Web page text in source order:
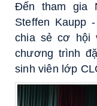
Đến tham gia
Steffen Kaupp
chia sẻ cơ hội
chương trình
sinh viên lớp